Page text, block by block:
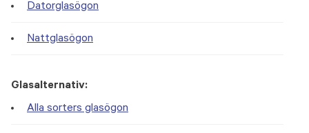
Datorglasögon
Nattglasögon
Glasalternativ:
Alla sorters glasögon